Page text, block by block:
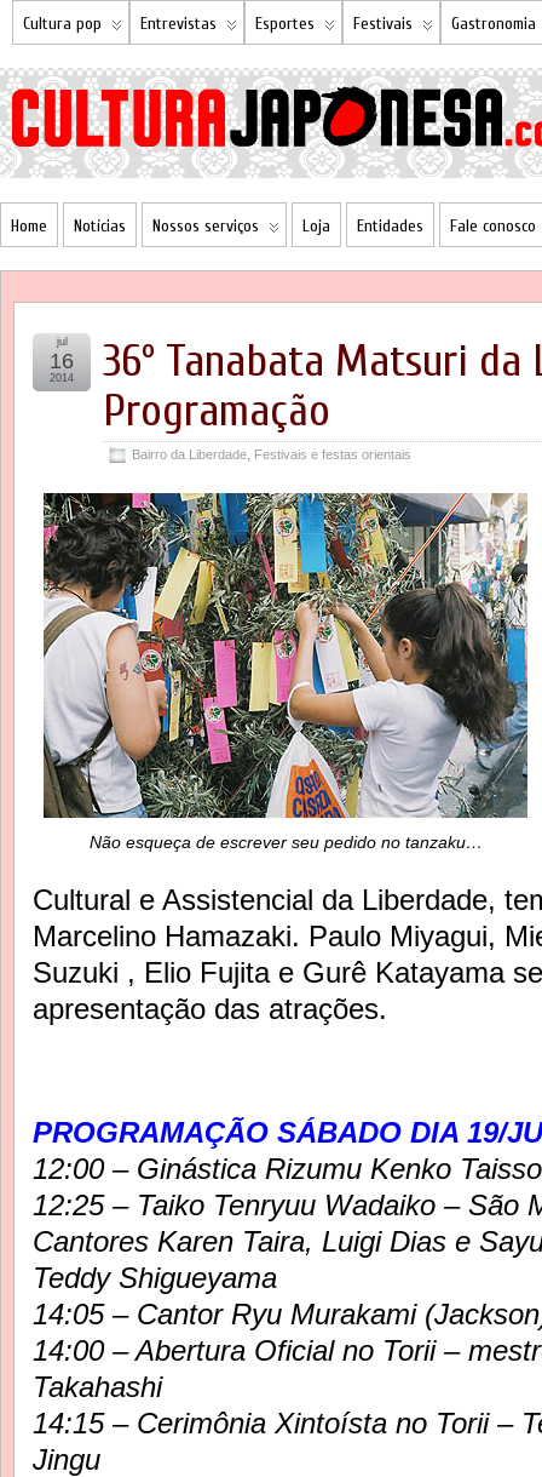
Cultura pop Entrevistas Esportes Festivais Gastronomia
Home Notícias Nossos serviços Loja Entidades Fale conosco
36º Tanabata Matsuri da
Programação
Bairro da Liberdade Festivais e festas orientais
jul
16
2014
Não esqueça de escrever seu pedido no tanzaku…
Cultural e Assistencial da Liberdade,
Marcelino Hamazaki. Paulo Miyagui,
Suzuki , Elio Fujita e Gurê Katayama
apresentação das atrações.
PROGRAMAÇÃO SÁBADO DIA 19/
12:00 – Ginástica Rizumu Kenko Taisso
12:25 – Taiko Tenryuu Wadaiko – São
Cantores Karen Taira, Luigi Dias e
Teddy Shigueyama
14:05 – Cantor Ryu Murakami
14:00 – Abertura Oficial no Torii –
Takahashi
14:15 – Cerimônia Xintoísta no Torii –
Jingu